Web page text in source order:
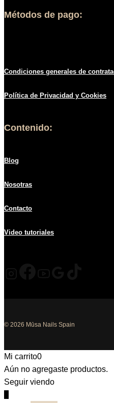
Métodos de pago:
Condiciones generales de
Política de Privacidad y Cookies
Contenido:
Blog
Nosotras
Contacto
Video tutoriales
© 2026 Mūsa Nails Spain
Mi carrito0
Aún no agregaste productos.
Seguir viendo